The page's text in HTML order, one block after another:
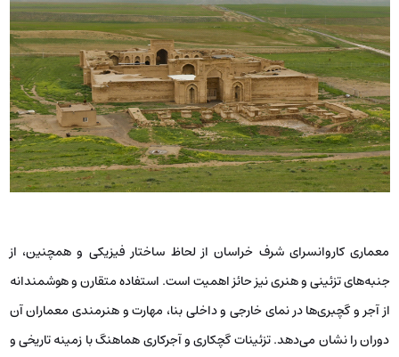
معماری کاروانسرای شرف خراسان از لحاظ ساختار فیزیکی و همچنین، از
جنبه‌های تزئینی و هنری نیز حائز اهمیت است. استفاده متقارن و هوشمندانه
از آجر و گچبری‌ها در نمای خارجی و داخلی بنا، مهارت و هنرمندی معماران آن
دوران را نشان می‌دهد. تزئینات گچکاری و آجرکاری هماهنگ با زمینه تاریخی و